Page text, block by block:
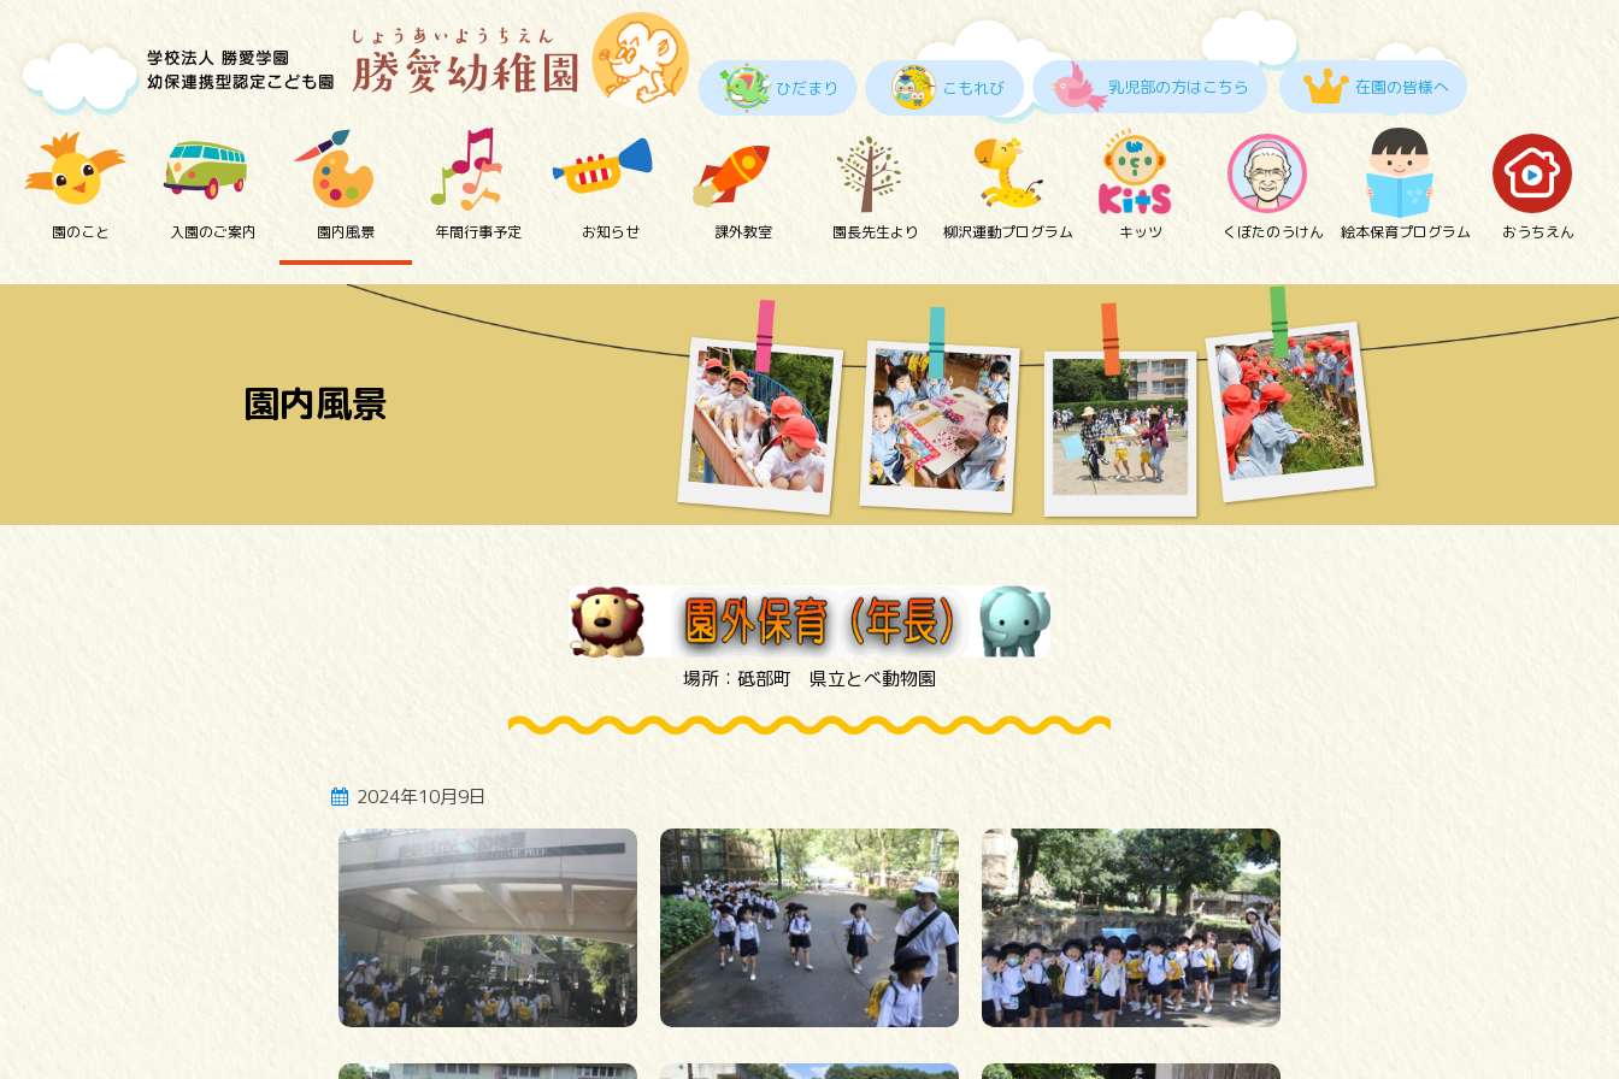
ひだまり こもれび 乳児部の方はこちら 在園の皆様へ
園のこと 入園のご案内 園内風景 年間行事予定 お知らせ 課外教室 園長先生より 柳沢運動プログラム キッツ くぼたのうけん 絵本保育プログラム おうちえん
園内風景
場所：砥部町 県立とべ動物園
2024年10月9日